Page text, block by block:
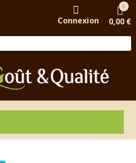
Connexion
0
0,00 €